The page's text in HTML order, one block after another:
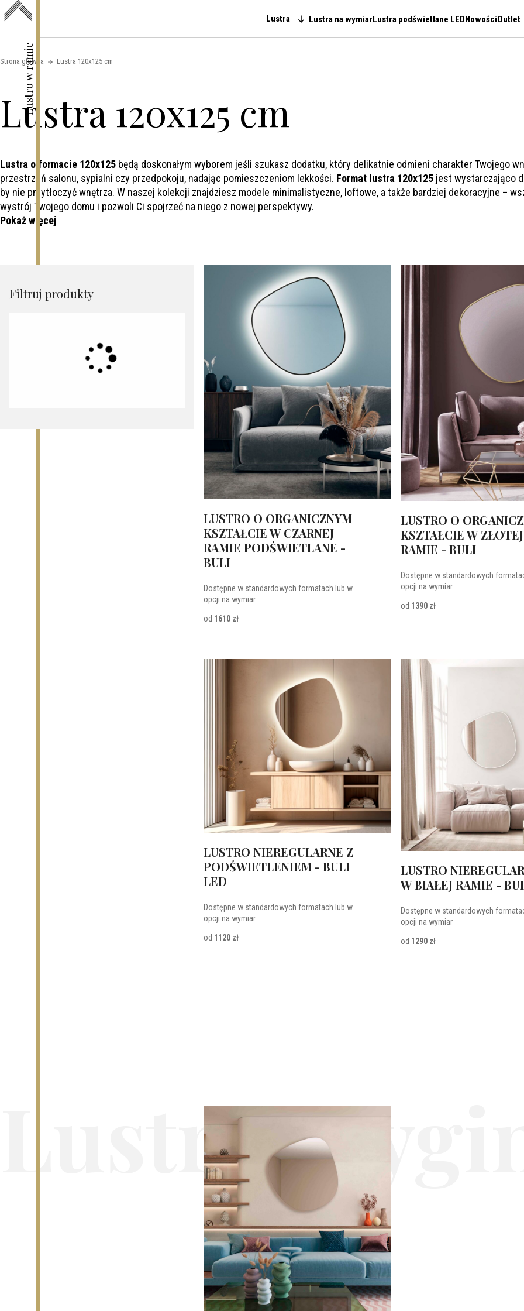
Lustro w ramie
Skip to content
Main navigation
Lustra Lustra na wymiarLustra podświetlane LEDNowościOutlet
Strona główna Lustra 120x125 cm
Lustra 120x125 cm
Lustra o formacie 120x125 będą doskonałym wyborem jeśli szukasz dodatku, który delikatnie odmieni charakter Twojego
przestrzeń salonu, sypialni czy przedpokoju, nadając pomieszczeniom lekkości. Format lustra 120x125 jest wystarczająco
by nie przytłoczyć wnętrza. W naszej kolekcji znajdziesz modele minimalistyczne, loftowe, a także bardziej dekoracyjne –
wystrój Twojego domu i pozwoli Ci spojrzeć na niego z nowej perspektywy.
Pokaż więcej
Filtruj produkty
LUSTRO O ORGANICZNYM
KSZTAŁCIE W CZARNEJ
RAMIE PODŚWIETLANE -
BULI
Dostępne w standardowych formatach lub w
opcji na wymiar
od 1610 zł
LUSTRO O
KSZTAŁCIE W ZŁOTEJ
RAMIE - BULI
Dostępne w standardowych
opcji na wymiar
od 1390 zł
LUSTRO NIEREGULARNE Z
PODŚWIETLENIEM - BULI
LED
Dostępne w standardowych formatach lub w
opcji na wymiar
od 1120 zł
LUSTRO
W BIAŁEJ RAMIE -
Dostępne w standardowych
opcji na wymiar
od 1290 zł
Lustra